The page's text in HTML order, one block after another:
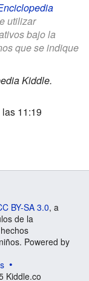
utilizar
bajo la
que se indique
Kiddle.
11:19
BY-SA 3.0, a
de la
Powered by
Kiddle.co